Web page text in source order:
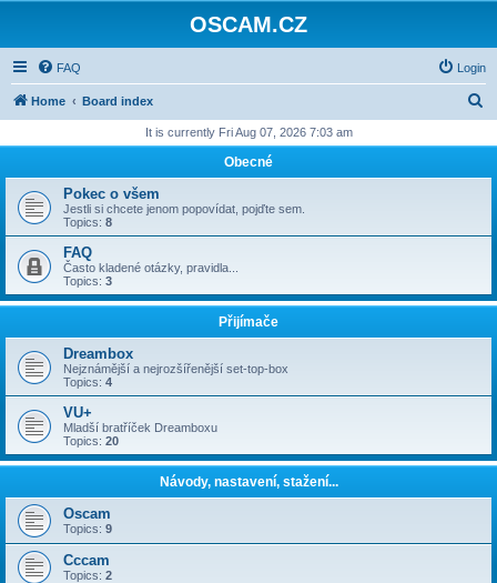
OSCAM.CZ
FAQ Login
Home Board index
r
h
It is currently Fri Aug 07, 2026 7:03 am
Obecné
Pokec o všem
Jestli si chcete jenom popovídat, pojďte sem.
Topics: 8
FAQ
Často kladené otázky, pravidla...
Topics: 3
Přijímače
Dreambox
Nejznámější a nejrozšířenější set-top-box
Topics: 4
VU+
Mladší bratříček Dreamboxu
Topics: 20
Návody, nastavení, stažení...
Oscam
Topics: 9
Cccam
Topics: 2